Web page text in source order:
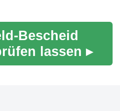
Bescheid
lassen ▸